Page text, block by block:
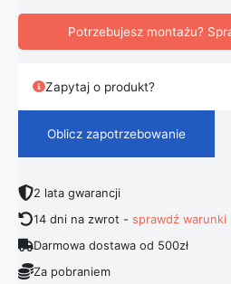
Potrzebujesz montażu?
Zapytaj o produkt?
Oblicz zapotrzebowanie
2 lata gwarancji
14 dni na zwrot -sprawdź warunki
Darmowa dostawa od 500zł
Za pobraniem